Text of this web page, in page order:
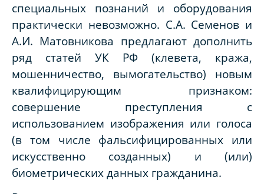
специальных познаний и оборудования
практически невозможно. С.А. Семенов и
А.И. Матовникова предлагают дополнить
ряд статей УК РФ (клевета, кража,
мошенничество, вымогательство) новым
квалифицирующим признаком:
совершение преступления с
использованием изображения или голоса
(в том числе фальсифицированных или
искусственно созданных) и (или)
биометрических данных гражданина.